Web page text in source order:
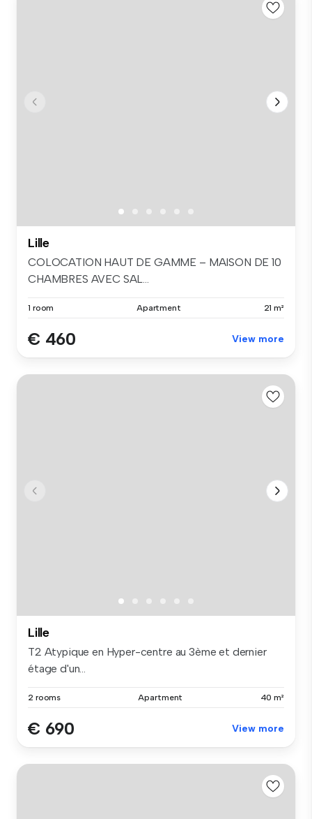
Lille
COLOCATION HAUT DE GAMME – MAISON DE 10
CHAMBRES AVEC SAL...
1 room Apartment 21 m²
€ 460 View more
Lille
T2 Atypique en Hyper-centre au 3ème et dernier
étage d'un...
2 rooms Apartment 40 m²
€ 690 View more